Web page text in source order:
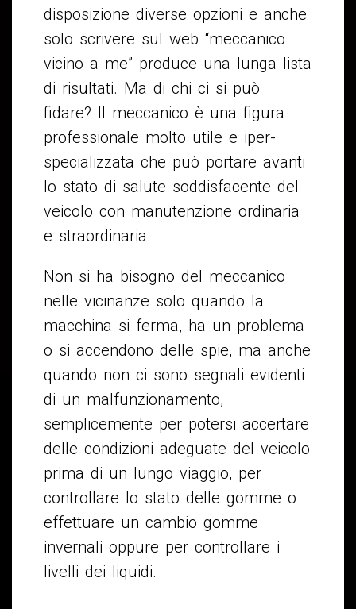
disposizione diverse opzioni e anche
solo scrivere sul web “meccanico
vicino a me” produce una lunga lista
di risultati. Ma di chi ci si può
fidare? Il meccanico è una figura
professionale molto utile e iper-
specializzata che può portare avanti
lo stato di salute soddisfacente del
veicolo con manutenzione ordinaria
e straordinaria.
Non si ha bisogno del meccanico
nelle vicinanze solo quando la
macchina si ferma, ha un problema
o si accendono delle spie, ma anche
quando non ci sono segnali evidenti
di un malfunzionamento,
semplicemente per potersi accertare
delle condizioni adeguate del veicolo
prima di un lungo viaggio, per
controllare lo stato delle gomme o
effettuare un cambio gomme
invernali oppure per controllare i
livelli dei liquidi.